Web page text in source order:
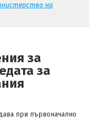
на
за
за
при първоначално